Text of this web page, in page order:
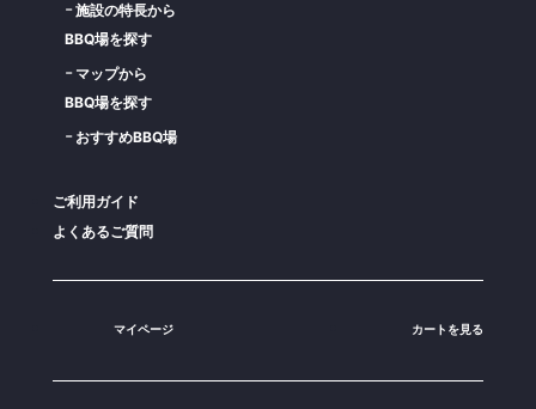
施設の特長から
BBQ場を探す
マップから
BBQ場を探す
おすすめBBQ場
ご利用ガイド
よくあるご質問
マイページ カートを見る